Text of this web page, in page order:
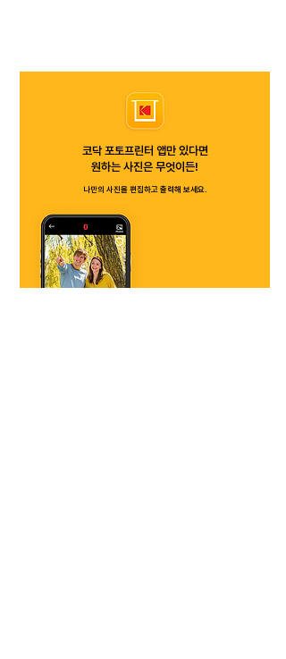
코닥 포토프린터 앱만 있다면
​원하는 사진은 무엇이든!
나만의 사진을 편집하고 출력해 보세요.